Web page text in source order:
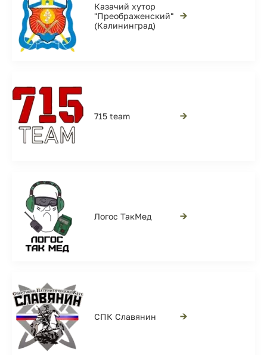
Казачий хутор
"Преображенский"
(Калининград)
→
715 team →
Логос ТакМед →
СПК Славянин →